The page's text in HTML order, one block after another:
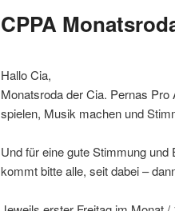
CPPA
Hallo Cia,
Monatsroda der Cia. Pernas
spielen, Musik machen und
Und für eine gute Stimmung
kommt bitte alle, seit dabei –